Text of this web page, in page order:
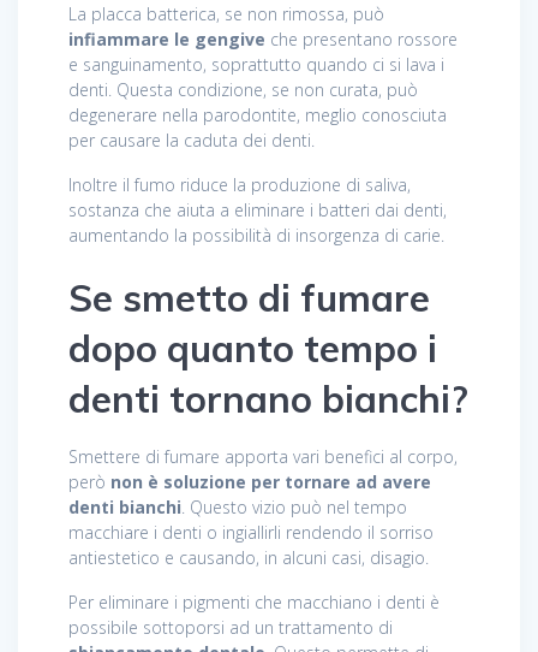
La placca batterica, se non rimossa, può
infiammare le gengive che presentano rossore
e sanguinamento, soprattutto quando ci si lava i
denti. Questa condizione, se non curata, può
degenerare nella parodontite, meglio conosciuta
per causare la caduta dei denti.
Inoltre il fumo riduce la produzione di saliva,
sostanza che aiuta a eliminare i batteri dai denti,
aumentando la possibilità di insorgenza di carie.
Se smetto di fumare
dopo quanto tempo i
denti tornano bianchi?
Smettere di fumare apporta vari benefici al corpo,
però non è soluzione per tornare ad avere
denti bianchi . Questo vizio può nel tempo
macchiare i denti o ingiallirli rendendo il sorriso
antiestetico e causando, in alcuni casi, disagio.
Per eliminare i pigmenti che macchiano i denti è
possibile sottoporsi ad un trattamento di